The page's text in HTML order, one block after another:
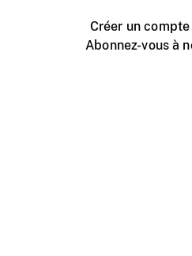
Créer un
Abonnez-vous à